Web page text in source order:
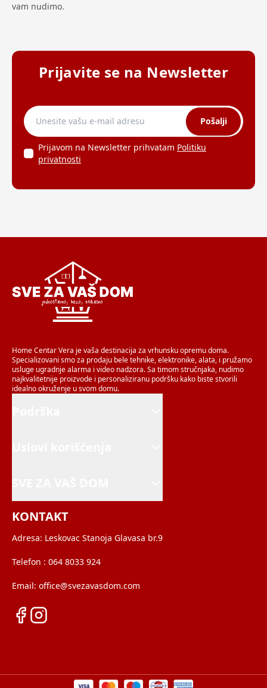
vam nudimo.
Prijavite se na Newsletter
Pošalji
Prijavom na Newsletter prihvatam Politiku
privatnosti
Home Centar Vera je vaša destinacija za vrhunsku opremu doma.
Specializovani smo za prodaju bele tehnike, elektronike, alata, i pružamo
usluge ugradnje alarma i video nadzora. Sa timom stručnjaka, nudimo
najkvalitetnije proizvode i personaliziranu podršku kako biste stvorili
idealno okruženje u svom domu.
KONTAKT
Adresa: Leskovac Stanoja Glavasa br.9
Telefon : 064 8033 924
Email: office@svezavasdom.com